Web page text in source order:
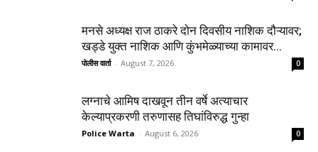
मनसे अध्यक्ष राज ठाकरे दोन दिवसीय नाशिक दौऱ्यावर;
खड्डे युक्त नाशिक आणि कुंभमेळ्याच्या कामावर...
पोलीस वार्ता - August 7, 2026 0
लग्नाचे आमिष दाखवून तीन वर्षे अत्याचार
केल्याप्रकरणी तरुणासह तिघांविरुद्ध गुन्हा
Police Warta - August 6, 2026 0